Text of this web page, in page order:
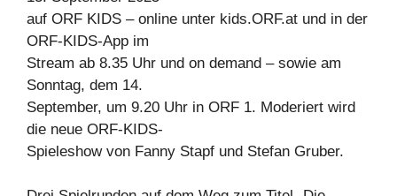
auf ORF KIDS – online unter kids.ORF.at und in der
ORF-KIDS-App im
Stream ab 8.35 Uhr und on demand – sowie am
Sonntag, dem 14.
September, um 9.20 Uhr in ORF 1. Moderiert wird
die neue ORF-KIDS-
Spieleshow von Fanny Stapf und Stefan Gruber.